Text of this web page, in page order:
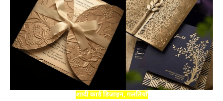
शादी कार्ड डिज़ाइन, गलतियाँ